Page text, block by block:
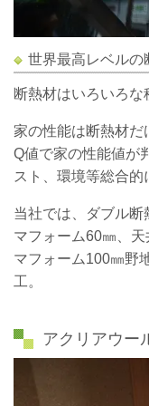
世界最高レベルの
断熱材はいろいろな
家の性能は断熱材だ
Q値で家の性能値が
スト、環境等総合的
当社では、ダブル断
マフォーム60㎜、
マフォーム100㎜野
工。
アクリアウ